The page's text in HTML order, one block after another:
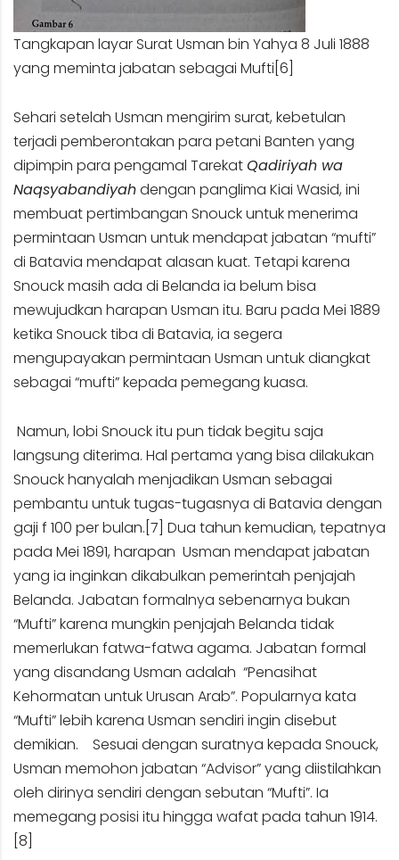
Tangkapan layar Surat Usman bin Yahya 8 Juli 1888
yang meminta jabatan sebagai Mufti [6]
Sehari setelah Usman mengirim surat, kebetulan
terjadi pemberontakan para petani Banten yang
dipimpin para pengamal TarekatQadiriyah wa
Naqsyabandiyahdengan panglima Kiai Wasid, ini
membuat pertimbangan Snouck untuk menerima
permintaan Usman untuk mendapat jabatan “mufti”
di Batavia mendapat alasan kuat. Tetapi karena
Snouck masih ada di Belanda ia belum bisa
mewujudkan harapan Usman itu. Baru pada Mei 1889
ketika Snouck tiba di Batavia, ia segera
mengupayakan permintaan Usman untuk diangkat
sebagai “mufti” kepada pemegang kuasa.
Namun, lobi Snouck itu pun tidak begitu saja
langsung diterima. Hal pertama yang bisa dilakukan
Snouck hanyalah menjadikan Usman sebagai
pembantu untuk tugas-tugasnya di Batavia dengan
gaji f 100 per bulan. [7] Dua tahun kemudian, tepatnya
pada Mei 1891, harapan Usman mendapat jabatan
yang ia inginkan dikabulkan pemerintah penjajah
Belanda. Jabatan formalnya sebenarnya bukan
“Mufti” karena mungkin penjajah Belanda tidak
memerlukan fatwa-fatwa agama. Jabatan formal
yang disandang Usman adalah “Penasihat
Kehormatan untuk Urusan Arab”. Popularnya kata
“Mufti” lebih karena Usman sendiri ingin disebut
demikian. Sesuai dengan suratnya kepada Snouck,
Usman memohon jabatan “Advisor” yang diistilahkan
oleh dirinya sendiri dengan sebutan “Mufti”. Ia
memegang posisi itu hingga wafat pada tahun 1914.
[8]